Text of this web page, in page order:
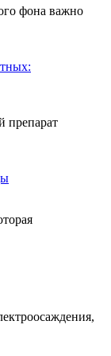
фона важно
препарат